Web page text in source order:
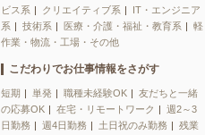
ビス系
クリエイティブ系
IT・エンジニア
系
技術系 医療・介護・福祉・教育系
軽
作業・物流・工場・その他
こだわりでお仕事情報をさがす
短期 単発 職種未経験OK
友だちと一緒
の応募OK
在宅・リモートワーク
週2～3
日勤務
週4日勤務 土日祝のみ勤務
残業